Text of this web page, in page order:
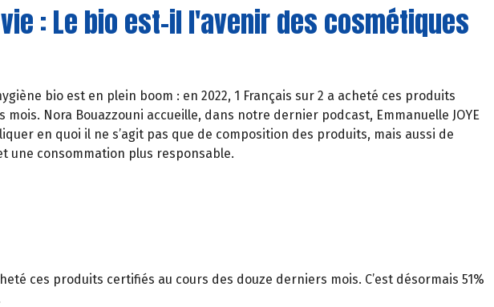
: Le bio est-il l'avenir des cosmétiques
bio est en plein boom : en 2022, 1 Français sur 2 a acheté ces produits
Nora Bouazzouni accueille, dans notre dernier podcast, Emmanuelle JOYE
en quoi il ne s’agit pas que de composition des produits, mais aussi de
une consommation plus responsable.
ces produits certifiés au cours des douze derniers mois. C’est désormais 51%